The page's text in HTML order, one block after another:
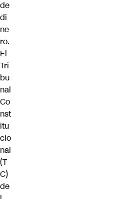
de
di
ne
ro.
El
Tri
bu
nal
Co
nst
itu
cio
nal
(T
C)
de